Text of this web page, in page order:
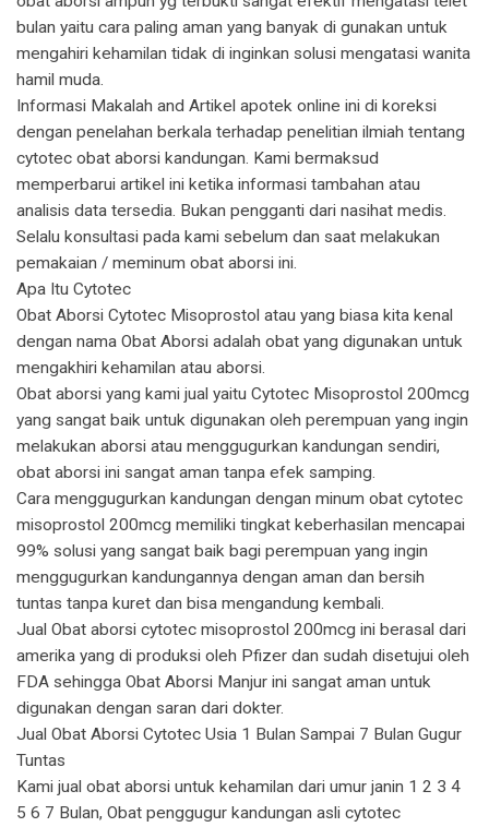
bulan yaitu cara paling aman yang banyak di gunakan untuk
mengahiri kehamilan tidak di inginkan solusi mengatasi wanita
hamil muda.
Informasi Makalah and Artikel apotek online ini di koreksi
dengan penelahan berkala terhadap penelitian ilmiah tentang
cytotec obat aborsi kandungan. Kami bermaksud
memperbarui artikel ini ketika informasi tambahan atau
analisis data tersedia. Bukan pengganti dari nasihat medis.
Selalu konsultasi pada kami sebelum dan saat melakukan
pemakaian / meminum obat aborsi ini.
Apa Itu Cytotec
Obat Aborsi Cytotec Misoprostol atau yang biasa kita kenal
dengan nama Obat Aborsi adalah obat yang digunakan untuk
mengakhiri kehamilan atau aborsi.
Obat aborsi yang kami jual yaitu Cytotec Misoprostol 200mcg
yang sangat baik untuk digunakan oleh perempuan yang ingin
melakukan aborsi atau menggugurkan kandungan sendiri,
obat aborsi ini sangat aman tanpa efek samping.
Cara menggugurkan kandungan dengan minum obat cytotec
misoprostol 200mcg memiliki tingkat keberhasilan mencapai
99% solusi yang sangat baik bagi perempuan yang ingin
menggugurkan kandungannya dengan aman dan bersih
tuntas tanpa kuret dan bisa mengandung kembali.
Jual Obat aborsi cytotec misoprostol 200mcg ini berasal dari
amerika yang di produksi oleh Pfizer dan sudah disetujui oleh
FDA sehingga Obat Aborsi Manjur ini sangat aman untuk
digunakan dengan saran dari dokter.
Jual Obat Aborsi Cytotec Usia 1 Bulan Sampai 7 Bulan Gugur
Tuntas
Kami jual obat aborsi untuk kehamilan dari umur janin 1 2 3 4
5 6 7 Bulan, Obat penggugur kandungan asli cytotec